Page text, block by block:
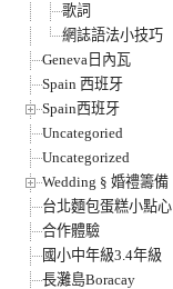
歌詞
網誌語法小技巧
Geneva日內瓦
Spain 西班牙
Spain西班牙
Uncategoried
Uncategorized
Wedding § 婚禮籌備
台北麵包蛋糕小點心
合作體驗
國小中年級3.4年級
長灘島Boracay